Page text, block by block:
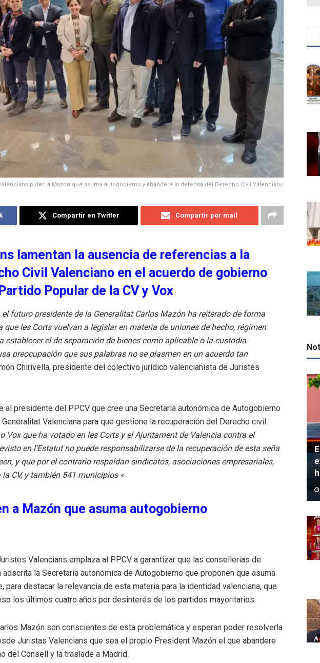
piden a Mazón que asuma autogobierno y abandere la defensa del Derecho Civil Valenciano
Compartir en Twitter Compartir por mail
lamentan la ausencia de referencias a la
Civil Valenciano en el acuerdo de gobierno
Popular de la CV y Vox
futuro presidente de la Generalitat Carlos Mazón ha reiterado de forma
les Corts vuelvan a legislar en materia de uniones de hecho, régimen
establecer el de separación de bienes como aplicable o la custodia
preocupación que sus palabras no se plasmen en un acuerdo tan
Chirivella, presidente del colectivo jurídico valencianista de Juristes
al presidente del PPCV que cree una Secretaria autonómica de Autogobierno
Valenciana para que gestione la recuperación del Derecho civil
Vox que ha votado en les Corts y el Ajuntament de Valencia contra el
en l’Estatut no puede responsabilizarse de la recuperación de esta seña
y que por el contrario respaldan sindicatos, asociaciones empresariales,
CV, y también 541 municipios «
a Mazón que asuma autogobierno
Valencians emplaza al PPCV a garantizar que las consellerias de
adscrita la Secretaria autonómica de Autogobierno que proponen que asuma
destacar la relevancia de esta materia para la identidad valenciana, que
los últimos cuatro años por desinterés de los partidos mayoritarios.
Mazón son conscientes de esta problemática y esperan poder resolverla
Juristas Valencians que sea el propio President Mazón el que abandere
del Consell y la traslade a Madrid.